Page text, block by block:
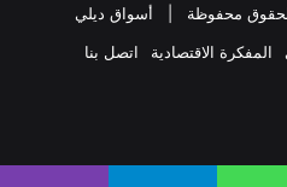
أسواق ديلي
المفكرة الاقتصادية اتصل بنا